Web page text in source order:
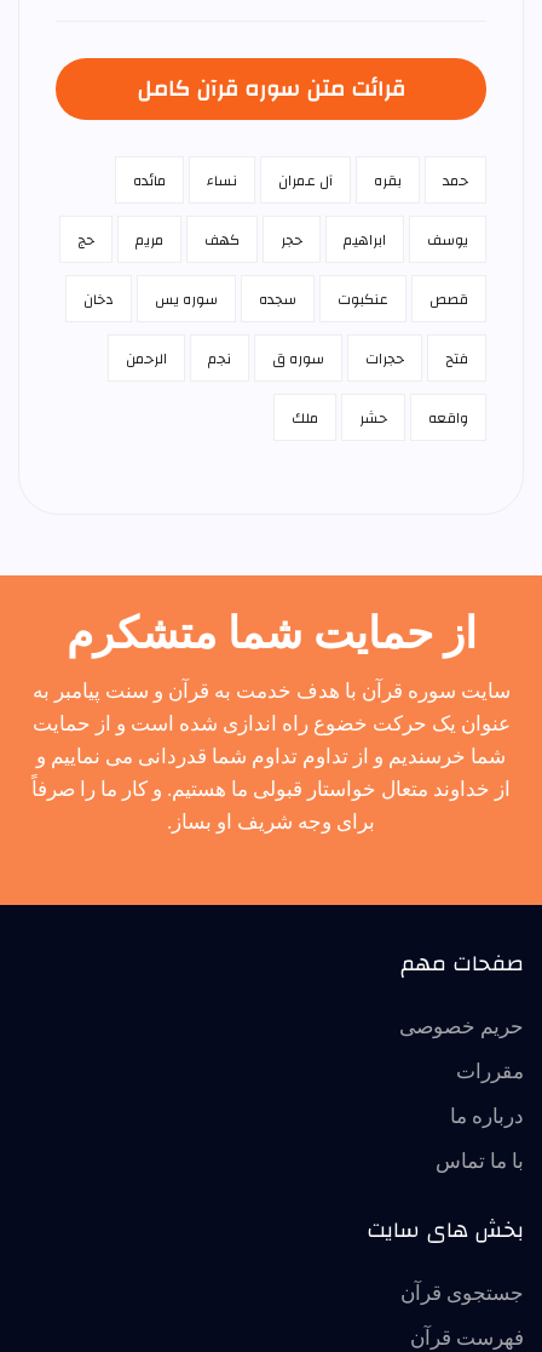
قرائت متن سوره قرآن كامل
حمد بقره آل عمران نساء مائده
يوسف ابراهيم حجر كهف مريم حج
قصص عنكبوت سجده سوره يس دخان
فتح حجرات سوره ق نجم الرحمن
واقعه حشر ملك
از حمایت شما متشکرم
سایت سوره قرآن با هدف خدمت به قرآن و سنت پیامبر به
عنوان یک حرکت خضوع راه اندازی شده است و از حمایت
شما خرسندیم و از تداوم تداوم شما قدردانی می نماییم و
از خداوند متعال خواستار قبولی ما هستیم. و کار ما را صرفاً
برای وجه شریف او بساز.
صفحات مهم
حریم خصوصی
مقررات
درباره ما
با ما تماس
بخش های سایت
جستجوی قرآن
فهرست قرآن